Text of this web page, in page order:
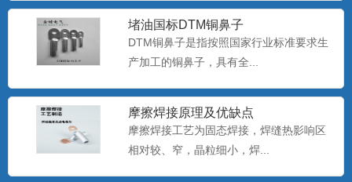
堵油国标DTM铜鼻子
DTM铜鼻子是指按照国家行业标准要求生
产加工的铜鼻子，具有全...
摩擦焊接原理及优缺点
摩擦焊接工艺为固态焊接，焊缝热影响区
相对较、窄，晶粒细小，焊...
铜铝接线鼻子_DTL-150mm_国标铜
铝线鼻子
铜铝接线鼻子，国标铜铝线鼻子，铜铝接
线端子，铜铝线鼻子生产厂...
DT铜鼻子
DT铜鼻子...